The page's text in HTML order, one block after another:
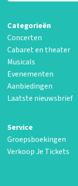
Categorieën
Concerten
Cabaret en theater
Musicals
Evenementen
Aanbiedingen
Laatste nieuwsbrief
Service
Groepsboekingen
Verkoop Je Tickets